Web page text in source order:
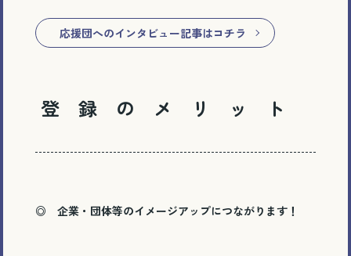
応援団へのインタビュー記事はコチラ
登 録 の メ リ ッ ト
◎ 企業・団体等のイメージアップにつながります！